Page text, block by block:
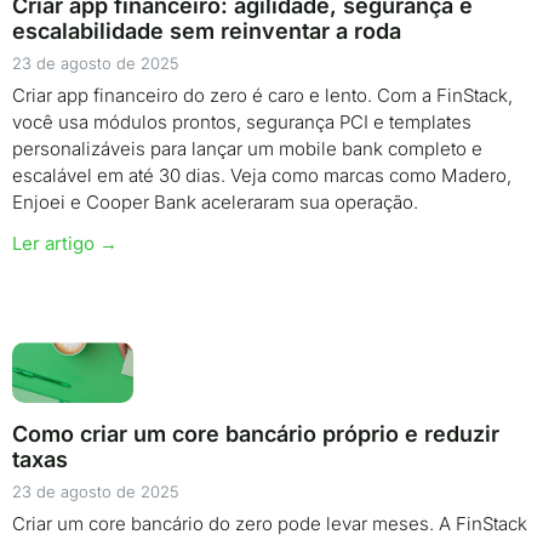
Criar app financeiro: agilidade, segurança e
escalabilidade sem reinventar a roda
23 de agosto de 2025
Criar app financeiro do zero é caro e lento. Com a FinStack,
você usa módulos prontos, segurança PCI e templates
personalizáveis para lançar um mobile bank completo e
escalável em até 30 dias. Veja como marcas como Madero,
Enjoei e Cooper Bank aceleraram sua operação.
Ler artigo →
Como criar um core bancário próprio e reduzir
taxas
23 de agosto de 2025
Criar um core bancário do zero pode levar meses. A FinStack